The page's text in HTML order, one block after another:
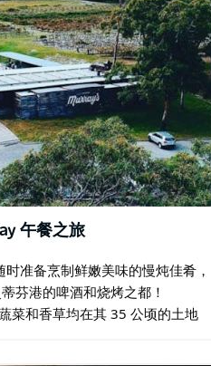
午餐之旅
准备烹制鲜嫩美味的慢炖佳肴，
芬港的啤酒和烧烤之都！
菜和香草均在其 35 公顷的土地